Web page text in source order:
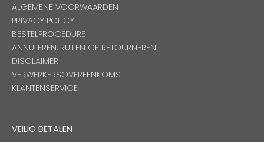
ALGEMENE VOORWAARDEN
PRIVACY POLICY
BESTELPROCEDURE
ANNULEREN, RUILEN OF RETOURNEREN
DISCLAIMER
VERWERKERSOVEREENKOMST
KLANTENSERVICE
VEILIG BETALEN